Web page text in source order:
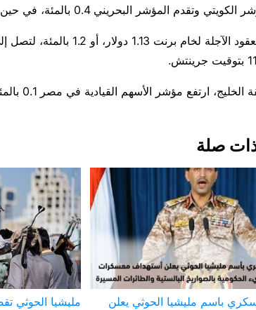
المؤشر البحريني 0.4 بالمئة، في حين هبط المؤشر العماني 0.3 بالمئة.
ارتفع مؤشر الأسهم القيادية في مصر 0.1 بالمئة.
صلة
باسم مليشيا الحوثي يعلن
مليشيا الحوثي